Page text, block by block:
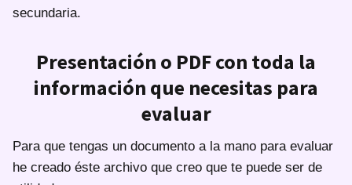
secundaria.
Presentación o PDF con toda la
información que necesitas para
evaluar
Para que tengas un documento a la mano para evaluar
he creado éste archivo que creo que te puede ser de